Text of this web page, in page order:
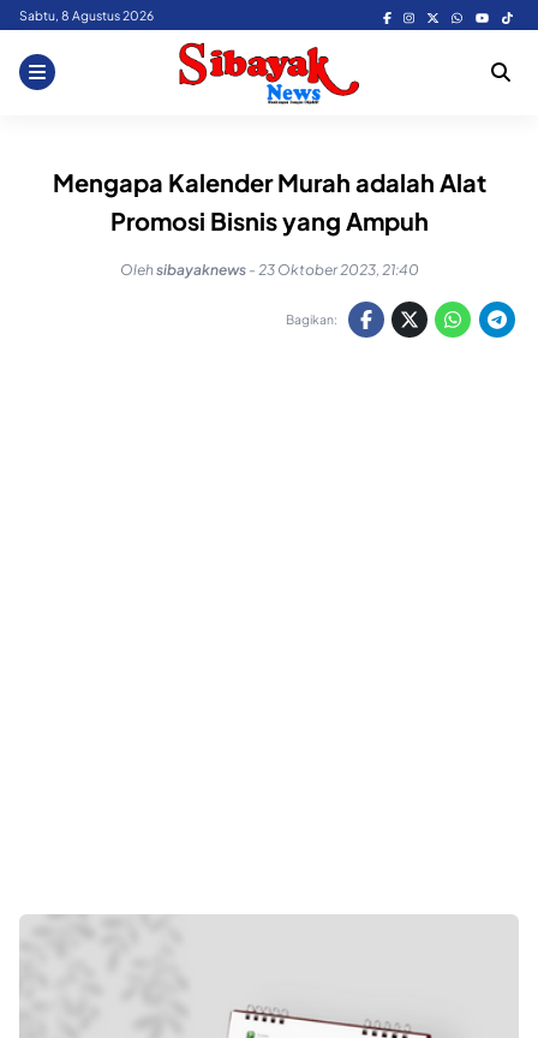
Skip
content
Sabtu, 8 Agustus 2026
Mengapa Kalender Murah adalah Alat
Promosi Bisnis yang Ampuh
Olehsibayaknews - 23 Oktober 2023, 21:40
Bagikan: